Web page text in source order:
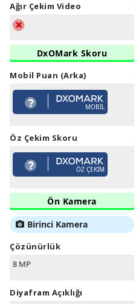
Ağır Çekim Video
DxOMark Skoru
Mobil Puan (Arka)
MOBIL
Öz Çekim Skoru
ÖZ ÇEKIM
Ön Kamera
Birinci Kamera
Çözünürlük
8 MP
Diyafram Açıklığı